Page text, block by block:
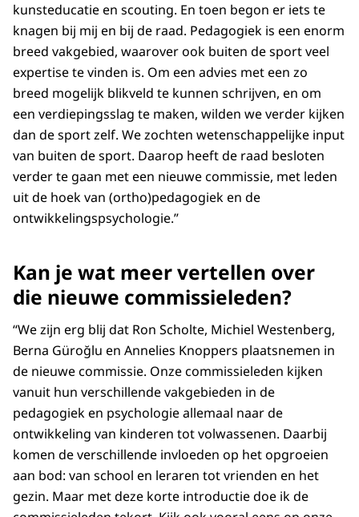
kunsteducatie en scouting. En toen begon er iets te
knagen bij mij en bij de raad. Pedagogiek is een enorm
breed vakgebied, waarover ook buiten de sport veel
expertise te vinden is. Om een advies met een zo
breed mogelijk blikveld te kunnen schrijven, en om
een verdiepingsslag te maken, wilden we verder kijken
dan de sport zelf. We zochten wetenschappelijke input
van buiten de sport. Daarop heeft de raad besloten
verder te gaan met een nieuwe commissie, met leden
uit de hoek van (ortho)pedagogiek en de
ontwikkelingspsychologie.”
Kan je wat meer vertellen over
die nieuwe commissieleden?
“We zijn erg blij dat Ron Scholte, Michiel Westenberg,
Berna Güroğlu en Annelies Knoppers plaatsnemen in
de nieuwe commissie. Onze commissieleden kijken
vanuit hun verschillende vakgebieden in de
pedagogiek en psychologie allemaal naar de
ontwikkeling van kinderen tot volwassenen. Daarbij
komen de verschillende invloeden op het opgroeien
aan bod: van school en leraren tot vrienden en het
gezin. Maar met deze korte introductie doe ik de